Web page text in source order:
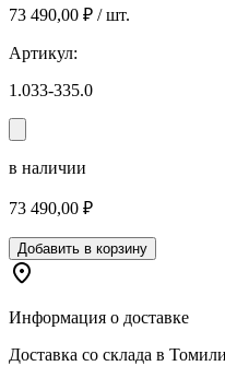
73 490,00 ₽ / шт.
Артикул:
1.033-335.0
в наличии
73 490,00 ₽
Добавить в корзину
Информация о доставке
Доставка со склада в